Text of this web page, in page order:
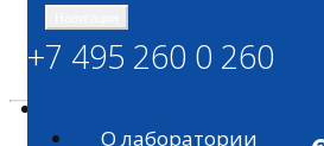
+7 495 260 0 260
О лаборатории